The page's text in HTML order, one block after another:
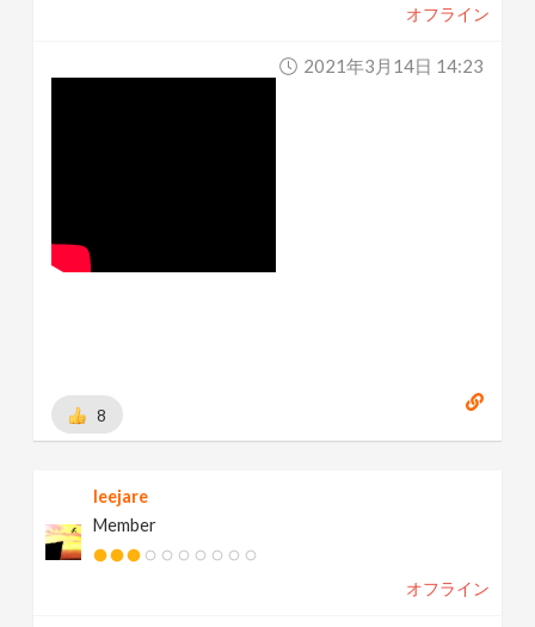
オフライン
2021年3月14日 14:23
8
leejare
Member
オフライン